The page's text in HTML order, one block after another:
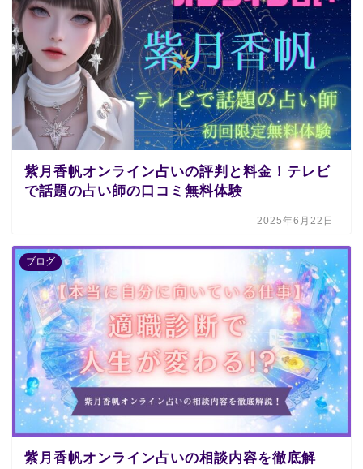
紫月香帆オンライン占いの評判と料金！テレビ
で話題の占い師の口コミ無料体験
2025年6月22日
ブログ
紫月香帆オンライン占いの相談内容を徹底解